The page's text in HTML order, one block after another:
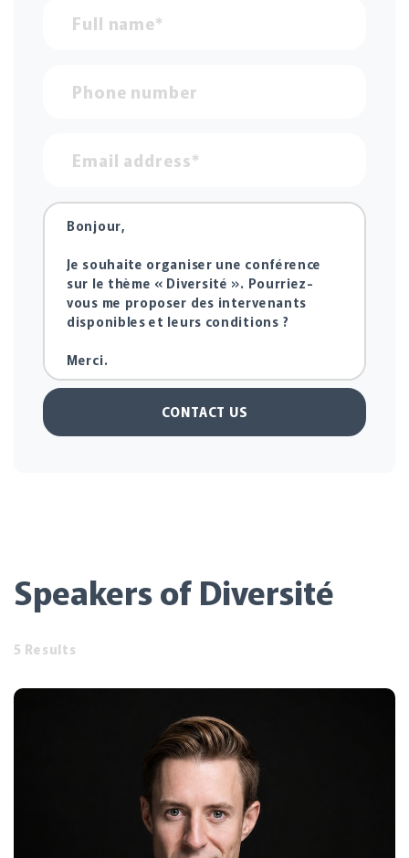
CONTACT US
Speakers of Diversité
5 Results